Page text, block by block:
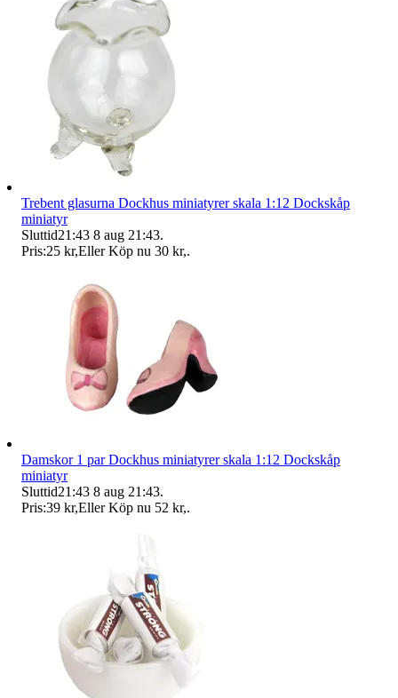
Trebent glasurna Dockhus miniatyrer skala 1:12 Dockskåp
miniatyr
Sluttid21:43 8 aug 21:43.
Pris:25 kr,Eller Köp nu 30 kr,.
Damskor 1 par Dockhus miniatyrer skala 1:12 Dockskåp
miniatyr
Sluttid21:43 8 aug 21:43.
Pris:39 kr,Eller Köp nu 52 kr,.